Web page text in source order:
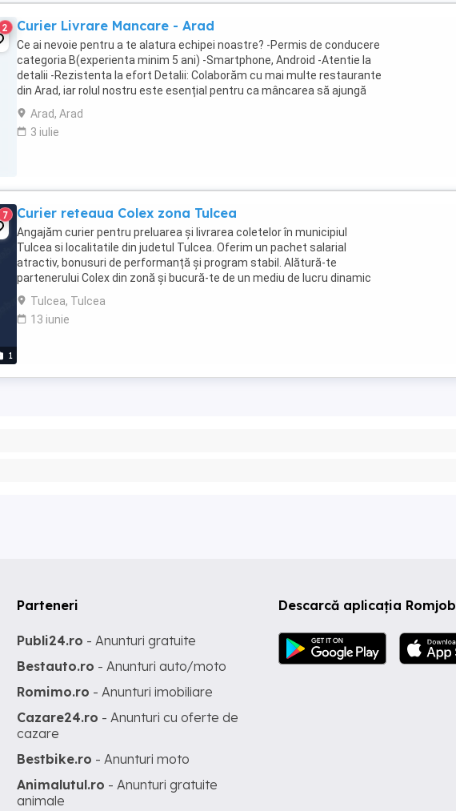
2 Curier Livrare Mancare - Arad
Ce ai nevoie pentru a te alatura echipei noastre? -Permis de conducere
categoria B(experienta minim 5 ani) -Smartphone, Android -Atentie la
detalii -Rezistenta la efort Detalii: Colaborăm cu mai multe restaurante
din Arad, iar rolul nostru este esențial pentru ca mâncarea să ajungă
rapid și în siguranță ...
Arad, Arad
3 iulie
1
7 Curier reteaua Colex zona Tulcea
Angajăm curier pentru preluarea și livrarea coletelor în municipiul
Tulcea si localitatile din judetul Tulcea. Oferim un pachet salarial
atractiv, bonusuri de performanță și program stabil. Alătură-te
partenerului Colex din zonă și bucură-te de un mediu de lucru dinamic
și de susținere constantă. Responsabilități ...
Tulcea, Tulcea
13 iunie
Descarcă aplicația Romjob
Parteneri
Publi24.ro - Anunturi gratuite
Bestauto.ro - Anunturi auto/moto
Romimo.ro - Anunturi imobiliare
Cazare24.ro - Anunturi cu oferte de
cazare
Bestbike.ro - Anunturi moto
Animalutul.ro - Anunturi gratuite
animale